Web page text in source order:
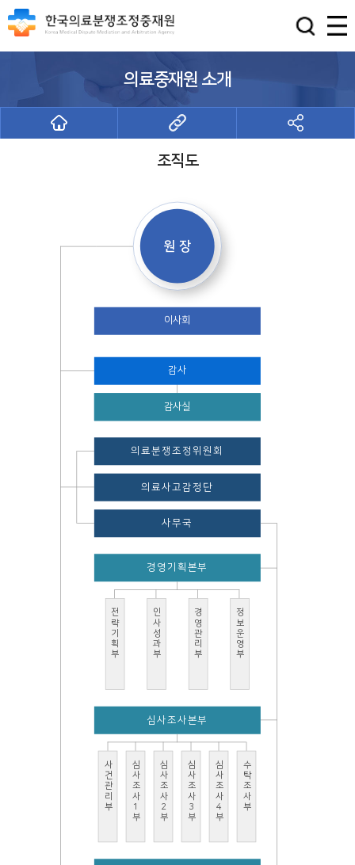
의료중재원 소개
조직도
이사회
원 장
감사
감사실
의료분쟁조정위원회
의료사고감정단
사무국
경영기획본부
전략기획부 인사성과부 경영관리부 정보운영부
심사조사본부
사건관리부 심사조사1부 심사조사2부 심사조사3부 심사조사4부 수탁조사부